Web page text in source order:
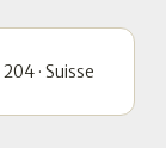
· Suisse